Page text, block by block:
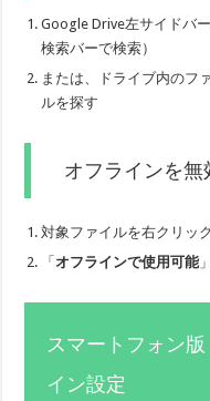
Google Drive左サイドバ
検索バーで検索）
または、ドライブ内のフ
ルを探す
オフラインを無
対象ファイルを右クリック
「オフラインで使用可能
スマートフォン
イン設定